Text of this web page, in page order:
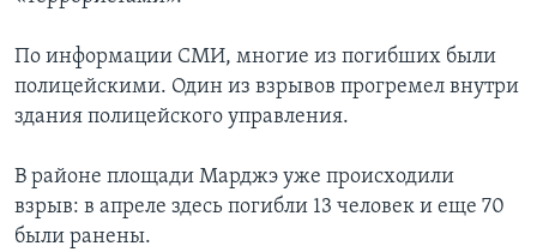
По информации СМИ, многие из погибших были
полицейскими. Один из взрывов прогремел внутри
здания полицейского управления.
В районе площади Марджэ уже происходили
взрыв: в апреле здесь погибли 13 человек и еще 70
были ранены.